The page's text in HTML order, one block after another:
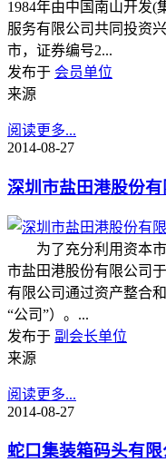
1984年由中国南山开发(
服务有限公司共同投资
市，证券编号2...
发布于 会员单位
来源
阅读更多...
2014-08-27
深圳市盐田港股份有
为了充分利用资本市
市盐田港股份有限公司
有限公司通过资产整合
“公司”）。...
发布于 副会长单位
来源
阅读更多...
2014-08-27
蛇口集装箱码头有限